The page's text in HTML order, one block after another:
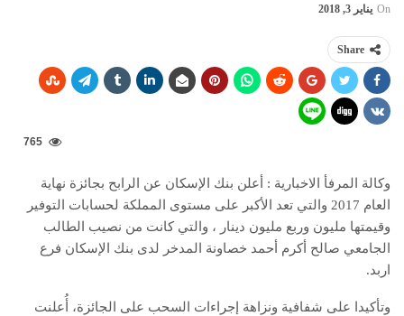
On يناير 3, 2018
Share
765
وكالة المرفأ الاخبارية : أعلن بنك الإسكان عن الرابح بجائزة نهاية
العام 2017 والتي تعد الأكبر على مستوى المملكة لحسابات التوفير
وقيمتها مليون وربع مليون دينار ، والتي كانت من نصيب الطالب
الجامعي صالح أكرم أحمد خصاونة المدخر لدى بنك الإسكان فرع
اربد.
وتأكيدا على شفافية ونزاهة إجراءات السحب على الجائزة، أُعلنت